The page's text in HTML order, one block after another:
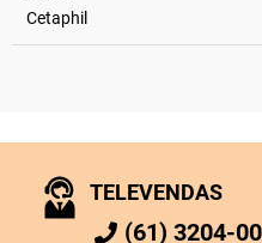
Cetaphil
TELEVENDAS
(61) 3204-